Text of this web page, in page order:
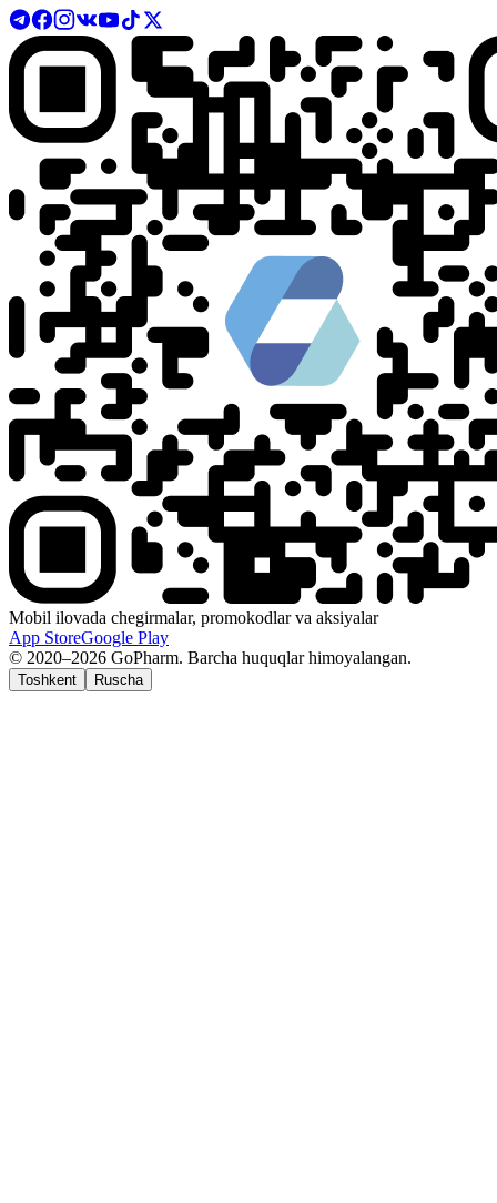
Mobil ilovada chegirmalar, promokodlar va aksiyalar
App StoreGoogle Play
© 2020–2026 GoPharm. Barcha huquqlar himoyalangan.
Toshkent Ruscha